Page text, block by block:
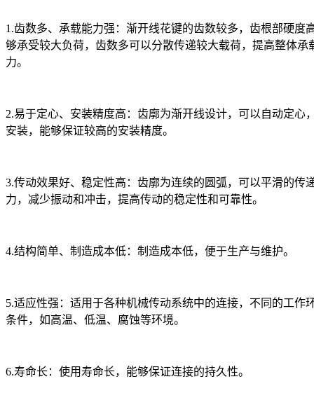
1.齿数多、承载能力强：渐开线花键的齿数较多，齿根部硬度
够承受较大负荷，齿数多可以分散传递较大载荷，提高整体承
力。
2.易于定心、安装精度高：齿廓为渐开线设计，可以自动定心
安装，能够保证较高的安装精度。
3.传动效果好、稳定性高：齿廓为连续的圆弧，可以平滑的传
力，减少振动和冲击，提高传动的稳定性和可靠性。
4.结构简单、制造成本低：制造成本低，便于生产与维护。
5.适应性强：适用于各种机械传动系统中的连接，不同的工作
条件，如高温、低温、腐蚀等环境。
6.寿命长：使用寿命长，能够保证连接的持久性。